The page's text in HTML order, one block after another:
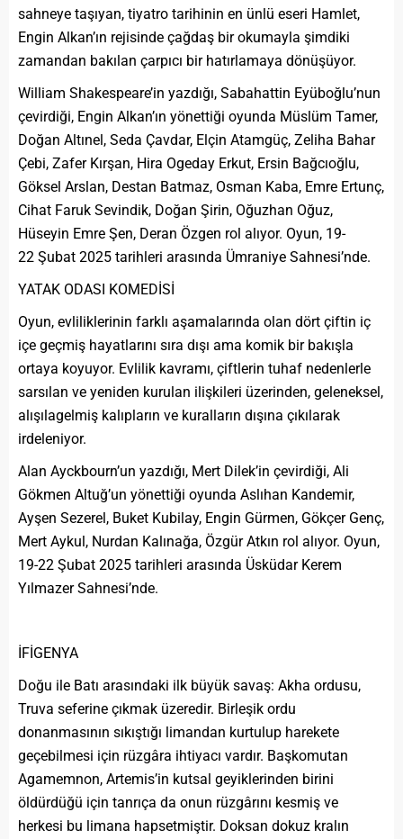
sahneye taşıyan, tiyatro tarihinin en ünlü eseri Hamlet,
Engin Alkan’ın rejisinde çağdaş bir okumayla şimdiki
zamandan bakılan çarpıcı bir hatırlamaya dönüşüyor.
William Shakespeare’in yazdığı, Sabahattin Eyüboğlu’nun
çevirdiği, Engin Alkan’ın yönettiği oyunda Müslüm Tamer,
Doğan Altınel, Seda Çavdar, Elçin Atamgüç, Zeliha Bahar
Çebi, Zafer Kırşan, Hira Ogeday Erkut, Ersin Bağcıoğlu,
Göksel Arslan, Destan Batmaz, Osman Kaba, Emre Ertunç,
Cihat Faruk Sevindik, Doğan Şirin, Oğuzhan Oğuz,
Hüseyin Emre Şen, Deran Özgen rol alıyor. Oyun, 19-
22 Şubat 2025 tarihleri arasında Ümraniye Sahnesi’nde.
YATAK ODASI KOMEDİSİ
Oyun, evliliklerinin farklı aşamalarında olan dört çiftin iç
içe geçmiş hayatlarını sıra dışı ama komik bir bakışla
ortaya koyuyor. Evlilik kavramı, çiftlerin tuhaf nedenlerle
sarsılan ve yeniden kurulan ilişkileri üzerinden, geleneksel,
alışılagelmiş kalıpların ve kuralların dışına çıkılarak
irdeleniyor.
Alan Ayckbourn’un yazdığı, Mert Dilek’in çevirdiği, Ali
Gökmen Altuğ’un yönettiği oyunda Aslıhan Kandemir,
Ayşen Sezerel, Buket Kubilay, Engin Gürmen, Gökçer Genç,
Mert Aykul, Nurdan Kalınağa, Özgür Atkın rol alıyor. Oyun,
19-22 Şubat 2025 tarihleri arasında Üsküdar Kerem
Yılmazer Sahnesi’nde.
İFİGENYA
Doğu ile Batı arasındaki ilk büyük savaş: Akha ordusu,
Truva seferine çıkmak üzeredir. Birleşik ordu
donanmasının sıkıştığı limandan kurtulup harekete
geçebilmesi için rüzgâra ihtiyacı vardır. Başkomutan
Agamemnon, Artemis’in kutsal geyiklerinden birini
öldürdüğü için tanrıça da onun rüzgârını kesmiş ve
herkesi bu limana hapsetmiştir. Doksan dokuz kralın